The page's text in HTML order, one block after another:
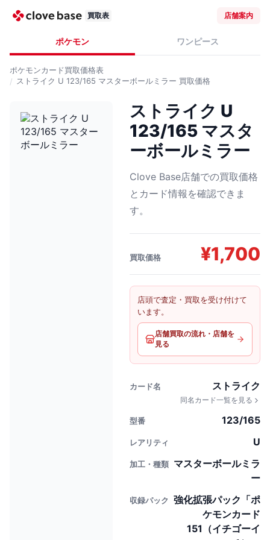
買取表 店舗案内
ポケモン ワンピース
ポケモンカード買取価格表
ストライク U 123/165 マスターボールミラー 買取価格
ストライク U
123/165 マスタ
ーボールミラー
Clove Base店舗での買取価格
とカード情報を確認できま
す。
買取価格 ¥1,700
店頭で査定・買取を受け付けて
います。
店舗買取の流れ・店舗を
見る
カード名 ストライク
同名カード一覧を見る
型番 123/165
レアリティ U
加工・種類 マスターボールミラ
ー
収録パック
強化拡張パック「ポ
ケモンカード
151（イチゴーイ